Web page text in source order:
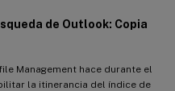
de Outlook: Copia
Management hace durante el
la itinerancia del índice de